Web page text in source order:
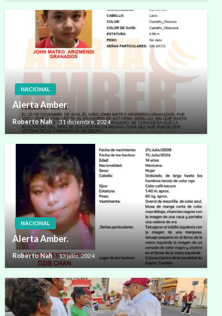
NACIONAL
Alerta Amber.
Roberto Nah 31 diciembre, 2024
NACIONAL
Alerta Amber.
Roberto Nah 13 julio, 2024